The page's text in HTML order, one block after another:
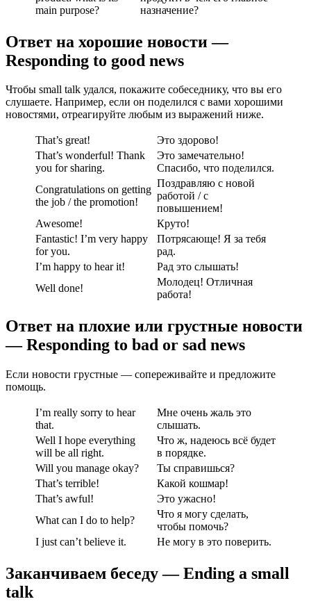
main purpose?
назначение?
Ответ на хорошие новости —
Responding to good news
Чтобы small talk удался, покажите собеседнику, что вы его
слушаете. Например, если он поделился с вами хорошими
новостями, отреагируйте любым из выражений ниже.
That’s great!
Это здорово!
That’s wonderful! Thank
you for sharing.
Это замечательно!
Спасибо, что поделился.
Congratulations on getting
the job / the promotion!
Поздравляю с новой
работой / с
повышением!
Awesome!
Круто!
Fantastic! I’m very happy
for you.
Потрясающе! Я за тебя
рад.
I’m happy to hear it!
Рад это слышать!
Well done!
Молодец! Отличная
работа!
Ответ на плохие или грустные новости
— Responding to bad or sad news
Если новости грустные — сопереживайте и предложите
помощь.
I’m really sorry to hear
that.
Мне очень жаль это
слышать.
Well I hope everything
will be all right.
Что ж, надеюсь всё будет
в порядке.
Will you manage okay?
Ты справишься?
That’s terrible!
Какой кошмар!
That’s awful!
Это ужасно!
What can I do to help?
Что я могу сделать,
чтобы помочь?
I just can’t believe it.
Не могу в это поверить.
Заканчиваем беседу — Ending a small
talk